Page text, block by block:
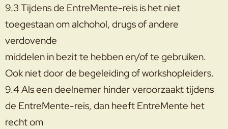
9.3 Tijdens de EntreMente-reis is het niet
toegestaan om alchohol, drugs of andere
verdovende
middelen in bezit te hebben en/of te gebruiken.
Ook niet door de begeleiding of workshopleiders.
9.4 Als een deelnemer hinder veroorzaakt tijdens
de EntreMente-reis, dan heeft EntreMente het
recht om